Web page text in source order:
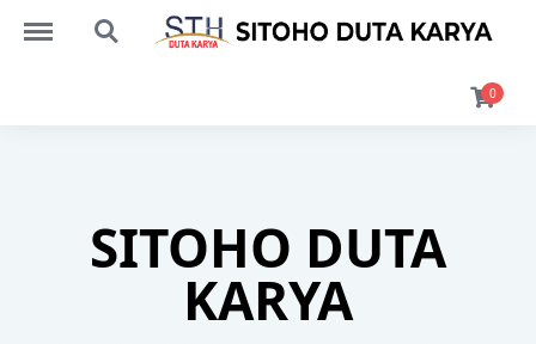
Menu Search
0
SITOHO DUTA
KARYA